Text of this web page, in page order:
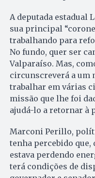
A deputada estadual
sua principal
trabalhando para
No fundo, quer ser
Valparaíso. Mas,
circunscreverá a um
trabalhar em várias
missão que lhe foi
ajudá-lo a retornar à
Marconi Perillo,
tenha percebido que,
estava perdendo
terá condições de